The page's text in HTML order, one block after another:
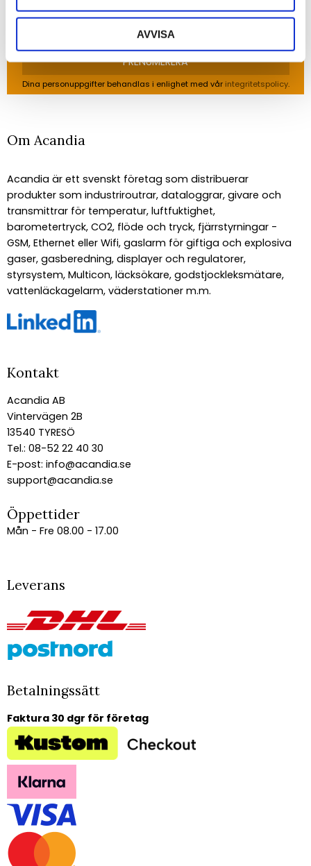
AVVISA
PRENUMERERA
Dina personuppgifter behandlas i enlighet med vår integritetspolicy.
Om Acandia
Acandia är ett svenskt företag som distribuerar
produkter som industriroutrar, dataloggrar, givare och
transmittrar för temperatur, luftfuktighet,
barometertryck, CO2, flöde och tryck, fjärrstyrningar -
GSM, Ethernet eller Wifi, gaslarm för giftiga och explosiva
gaser, gasberedning, displayer och regulatorer,
styrsystem, Multicon, läcksökare, godstjockleksmätare,
vattenläckagelarm, väderstationer m.m.
Kontakt
Acandia AB
Vintervägen 2B
13540 TYRESÖ
Tel.: 08-52 22 40 30
E-post: info@acandia.se
support@acandia.se
Öppettider
Mån - Fre 08.00 - 17.00
Leverans
Betalningssätt
Faktura 30 dgr för företag